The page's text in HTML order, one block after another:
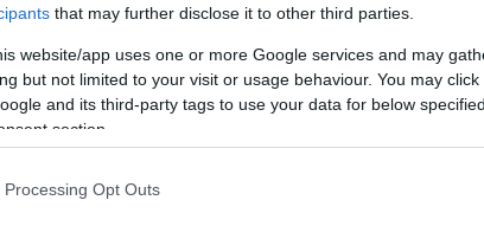
that may further disclose it to other third parties.
website/app uses one or more Google services and may
but not limited to your visit or usage behaviour. You may
and its third-party tags to use your data for below
section.
Opt Outs
čerpať postupne, podľa
z tej časti, ktorá bola skutočne
V Leieri vám s tým radi poradia
zadarmo. Viac sa dozviete na